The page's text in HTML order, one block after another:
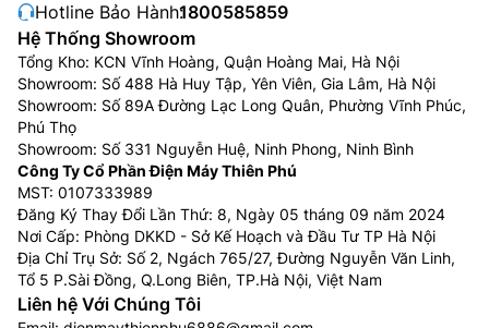
Hotline Bảo Hành:1800585859
Hệ Thống Showroom
Tổng Kho: KCN Vĩnh Hoàng, Quận Hoàng Mai, Hà Nội
Showroom: Số 488 Hà Huy Tập, Yên Viên, Gia Lâm, Hà Nội
Showroom: Số 89A Đường Lạc Long Quân, Phường Vĩnh Phúc,
Phú Thọ
Showroom: Số 331 Nguyễn Huệ, Ninh Phong, Ninh Bình
Công Ty Cổ Phần Điện Máy Thiên Phú
MST: 0107333989
Đăng Ký Thay Đổi Lần Thứ: 8, Ngày 05 tháng 09 năm 2024
Nơi Cấp: Phòng DKKD - Sở Kế Hoạch và Đầu Tư TP Hà Nội
Địa Chỉ Trụ Sở: Số 2, Ngách 765/27, Đường Nguyễn Văn Linh,
Tổ 5 P.Sài Đồng, Q.Long Biên, TP.Hà Nội, Việt Nam
Liên hệ Với Chúng Tôi